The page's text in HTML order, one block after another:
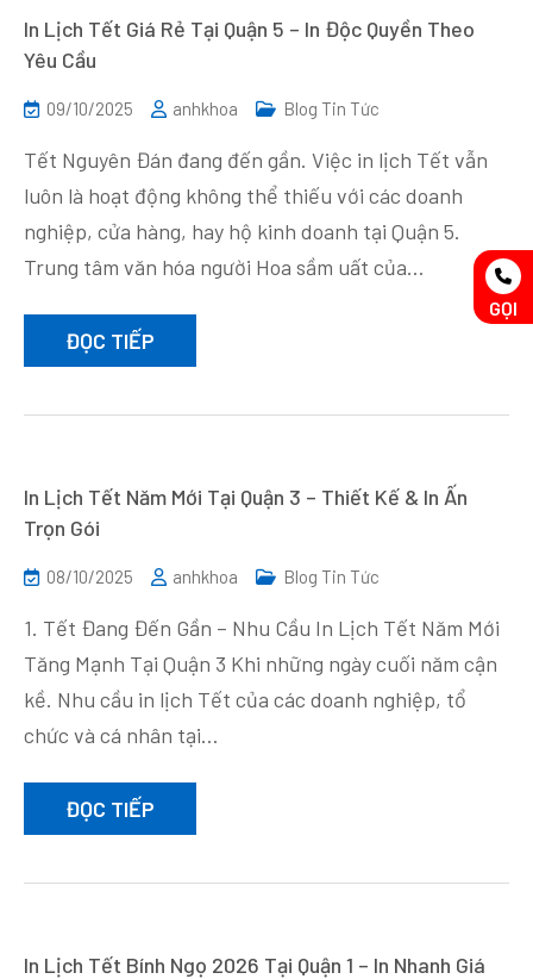
In Lịch Tết Giá Rẻ Tại Quận 5 – In Độc Quyền Theo
Yêu Cầu
09/10/2025 anhkhoa Blog Tin Tức
Tết Nguyên Đán đang đến gần. Việc in lịch Tết vẫn
luôn là hoạt động không thể thiếu với các doanh
nghiệp, cửa hàng, hay hộ kinh doanh tại Quận 5.
Trung tâm văn hóa người Hoa sầm uất của…
ĐỌC TIẾP
In Lịch Tết Năm Mới Tại Quận 3 – Thiết Kế & In Ấn
Trọn Gói
08/10/2025 anhkhoa Blog Tin Tức
1. Tết Đang Đến Gần – Nhu Cầu In Lịch Tết Năm Mới
Tăng Mạnh Tại Quận 3 Khi những ngày cuối năm cận
kề. Nhu cầu in lịch Tết của các doanh nghiệp, tổ
chức và cá nhân tại…
ĐỌC TIẾP
In Lịch Tết Bính Ngọ 2026 Tại Quận 1 – In Nhanh Giá
GỌI